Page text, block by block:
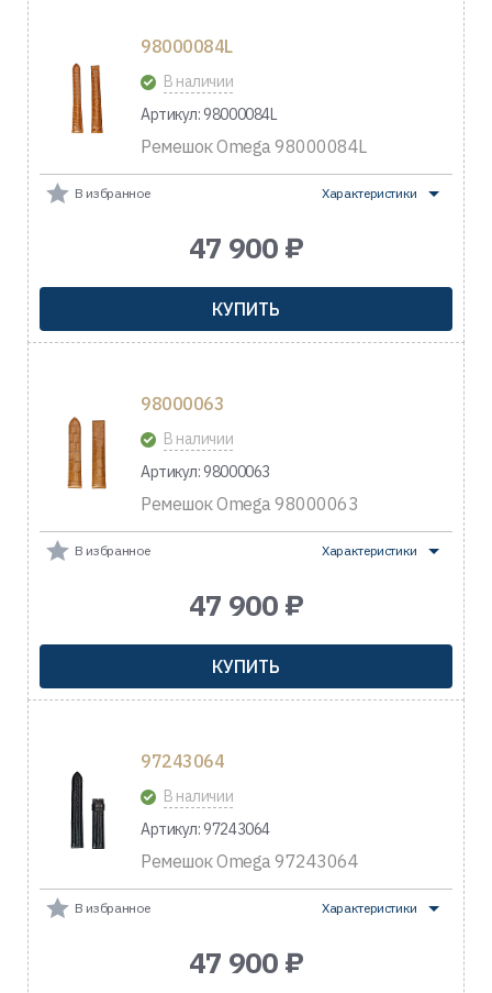
98000084L
В наличии
Артикул: 98000084L
Ремешок Omega 98000084L
В избранное Характеристики
47 900 ₽
КУПИТЬ
98000063
В наличии
Артикул: 98000063
Ремешок Omega 98000063
В избранное Характеристики
47 900 ₽
КУПИТЬ
97243064
В наличии
Артикул: 97243064
Ремешок Omega 97243064
В избранное Характеристики
47 900 ₽